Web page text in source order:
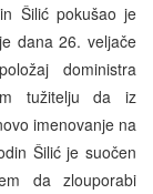
Šilić pokušao je
dana 26. veljače
doministra
tužitelju da iz
imenovanje na
Šilić je suočen
da zlouporabi